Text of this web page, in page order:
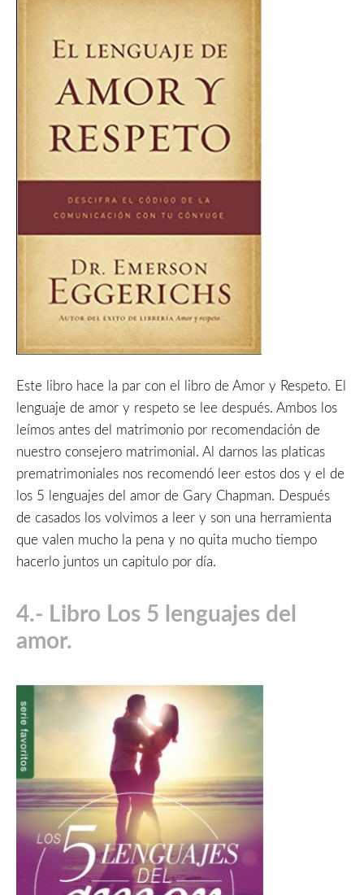
Este libro hace la par con el libro de Amor y Respeto. El
lenguaje de amor y respeto se lee después. Ambos los
leímos antes del matrimonio por recomendación de
nuestro consejero matrimonial. Al darnos las platicas
prematrimoniales nos recomendó leer estos dos y el de
los 5 lenguajes del amor de Gary Chapman. Después
de casados los volvimos a leer y son una herramienta
que valen mucho la pena y no quita mucho tiempo
hacerlo juntos un capitulo por día.
4.- Libro Los 5 lenguajes del
amor.